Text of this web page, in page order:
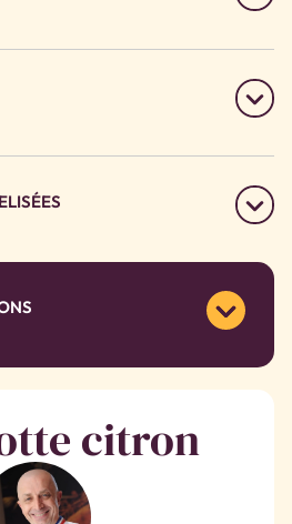
citron